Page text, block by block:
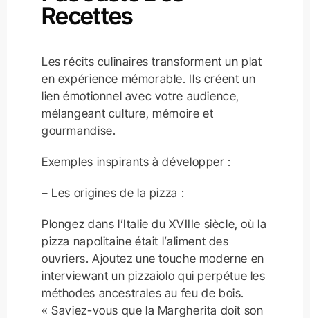
Recettes
Les récits culinaires transforment un plat
en expérience mémorable. Ils créent un
lien émotionnel avec votre audience,
mélangeant culture, mémoire et
gourmandise.
Exemples inspirants à développer :
– Les origines de la pizza :
Plongez dans l’Italie du XVIIIe siècle, où la
pizza napolitaine était l’aliment des
ouvriers. Ajoutez une touche moderne en
interviewant un pizzaiolo qui perpétue les
méthodes ancestrales au feu de bois.
« Saviez-vous que la Margherita doit son